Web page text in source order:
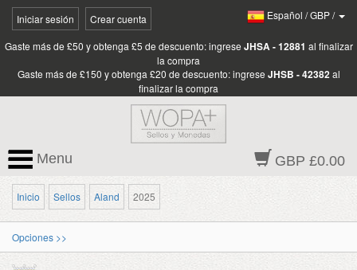
Iniciar sesión Crear cuenta Español /GBP/
Gaste más de £50 y obtenga £5 de descuento: ingrese JHSA - 12881 al finalizar
la compra
Gaste más de £150 y obtenga £20 de descuento: ingrese JHSB - 42382 al
finalizar la compra
GBP £0.00
Menu
Inicio Sellos Aland 2025
Opciones >>